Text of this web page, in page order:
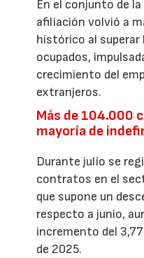
En el conjunto de
afiliación volvió a
histórico al superar
ocupados,
crecimiento del
extranjeros.
Más de 104.000
mayoría de
Durante julio se
contratos en el
que supone un
respecto a junio,
incremento del
de 2025.